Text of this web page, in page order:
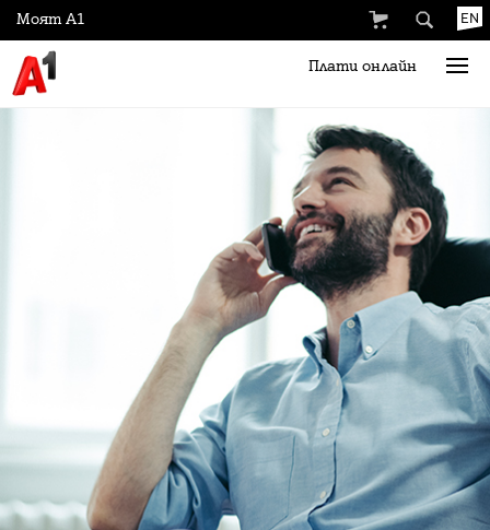
EN
Плати онлайн
Моят А1